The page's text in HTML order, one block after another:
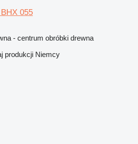
055
- centrum obróbki drewna
produkcji Niemcy